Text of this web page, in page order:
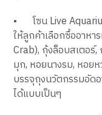
•
โซน Live
ให้ลูกค้าเลือกซื้ออาห
Crab), กุ้งล็อบสเตอร์,
มุก, หอยนางรม, หอย
บรรจุถุงนวัตกรรมอัด
ได้แบบเป็นๆ